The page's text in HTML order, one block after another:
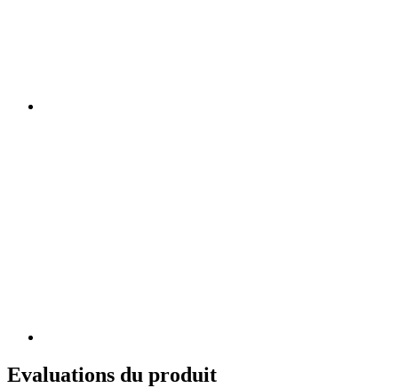
Evaluations du produit